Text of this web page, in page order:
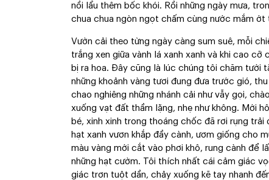
nồi lẩu thêm bốc khói. Rồi những ngày mưa,
chua chua ngòn ngọt chấm cùng nước mắm ớt
Vườn cải theo từng ngày càng sum suê, mỗi
trắng xen giữa vành lá xanh xanh và khi cao
bị ra hoa. Đây cũng là lúc chúng tôi chăm tưới
những khoảnh vàng tươi đung đưa trước gió,
chao nghiêng những nhánh cải như vẫy gọi,
xuống vạt đất thầm lặng, nhẹ như không. Mới
bé, xinh xinh trong thoáng chốc đã rơi rụng
hạt xanh vươn khắp đầy cành, ươm giống cho
màu vàng mới cắt vào phơi khô, rung cành để
những hạt cườm. Tôi thích nhất cái cảm giác
giác trơn tuột dần, chảy xuống kẽ tay nhanh